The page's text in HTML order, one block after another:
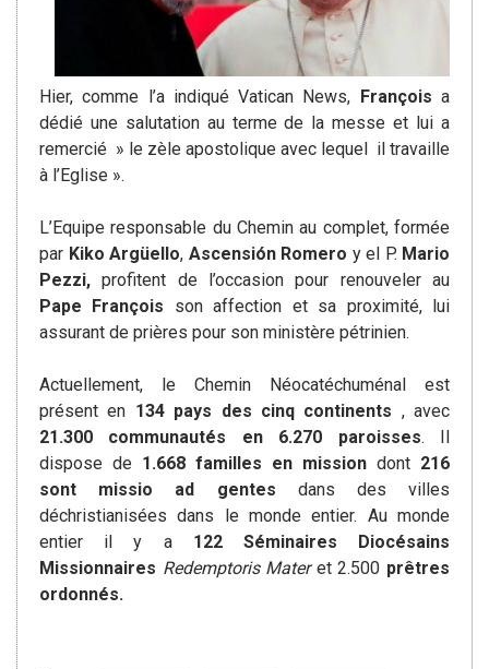
Hier, comme l’a indiqué Vatican News, Françoisa
dédié une salutation au terme de la messe et lui a
remercié » le zèle apostolique avec lequel il travaille
à l’Eglise ».
L’Equipe responsable du Chemin au complet, formée
par Kiko Argüello, Ascensión Romero y el P. Mario
Pezzi,profitent de l’occasion pour renouveler au
Pape François son affection et sa proximité, lui
assurant de prières pour son ministère pétrinien.
Actuellement, le Chemin Néocatéchuménal est
présent en 134 pays des cinq continents , avec
21.300 communautés en 6.270 paroisses. Il
dispose de 1.668 familles en mission dont 216
sont missio ad gentes dans des villes
déchristianisées dans le monde entier. Au monde
entier il y a 122 Séminaires Diocésains
Missionnaires Redemptoris Materet 2.500 prêtres
ordonnés.